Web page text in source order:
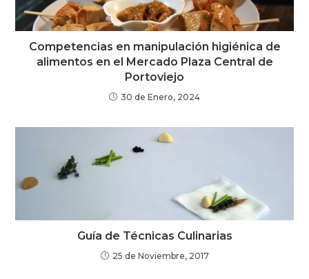
Competencias en manipulación higiénica de
alimentos en el Mercado Plaza Central de
Portoviejo
30 de Enero, 2024
Guía de Técnicas Culinarias
25 de Noviembre, 2017